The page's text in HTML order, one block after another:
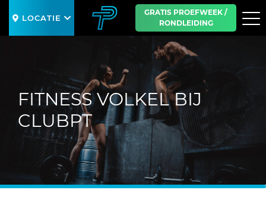
LOCATIE
GRATIS PROEFWEEK /
RONDLEIDING
FITNESS VOLKEL BIJ
CLUBPT
SLUIT